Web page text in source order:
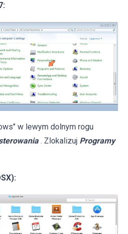
w lewym dolnym rogu
. Zlokalizuj Programy